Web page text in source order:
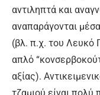
αντιληπτά και
αναπαράγονται
(βλ. π.χ. του Λευκό
απλό
αξίας).